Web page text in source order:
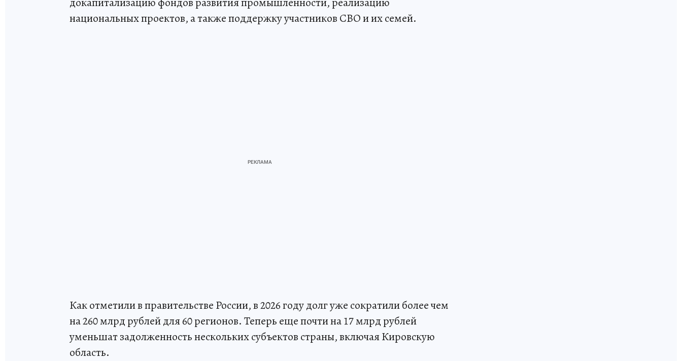
национальных проектов, а также поддержку участников СВО и их семей.
Как отметили в правительстве России, в 2026 году долг уже сократили более чем
на 260 млрд рублей для 60 регионов. Теперь еще почти на 17 млрд рублей
уменьшат задолженность нескольких субъектов страны, включая Кировскую
область.